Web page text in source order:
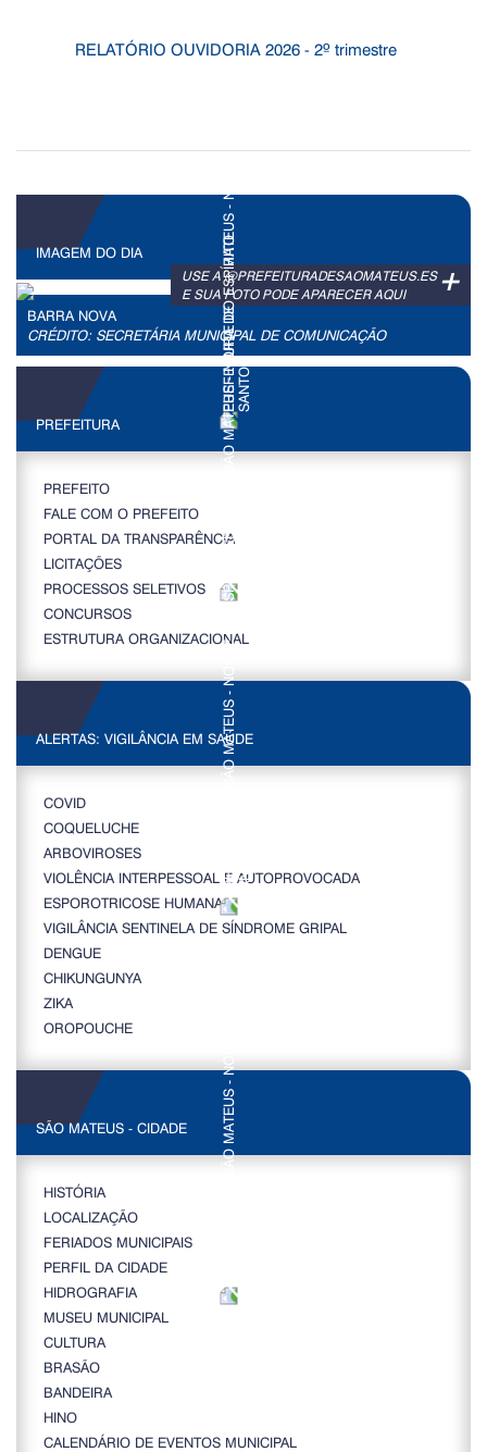
RELATÓRIO OUVIDORIA 2026 - 2º trimestre
IMAGEM DO DIA
+
USE A @PREFEITURADESAOMATEUS.ES
E SUA FOTO PODE APARECER AQUI
BARRA NOVA
CRÉDITO: SECRETÁRIA MUNICIPAL DE COMUNICAÇÃO
PREFEITURA
PREFEITO
FALE COM O PREFEITO
PORTAL DA TRANSPARÊNCIA
LICITAÇÕES
PROCESSOS SELETIVOS
CONCURSOS
ESTRUTURA ORGANIZACIONAL
ALERTAS: VIGILÂNCIA EM SAÚDE
COVID
COQUELUCHE
ARBOVIROSES
VIOLÊNCIA INTERPESSOAL E AUTOPROVOCADA
ESPOROTRICOSE HUMANA
VIGILÂNCIA SENTINELA DE SÍNDROME GRIPAL
DENGUE
CHIKUNGUNYA
ZIKA
OROPOUCHE
SÃO MATEUS - CIDADE
HISTÓRIA
LOCALIZAÇÃO
FERIADOS MUNICIPAIS
PERFIL DA CIDADE
HIDROGRAFIA
MUSEU MUNICIPAL
CULTURA
BRASÃO
BANDEIRA
HINO
CALENDÁRIO DE EVENTOS MUNICIPAL